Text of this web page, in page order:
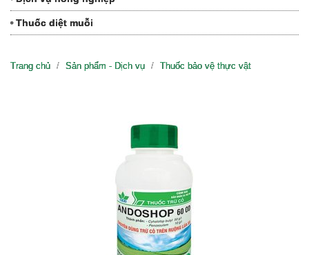
Thuốc diệt muỗi
Trang chủ Sản phẩm - Dịch vụ Thuốc bảo vệ thực vật